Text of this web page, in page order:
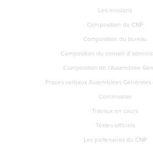
Les missions
Composition du CNP
Composition du bureau
Composition du conseil
Composition de l’Assemblée
Procès verbaux Assemblées Générales
Commission
Travaux en cours
Textes officiels
Les partenaires du CNP